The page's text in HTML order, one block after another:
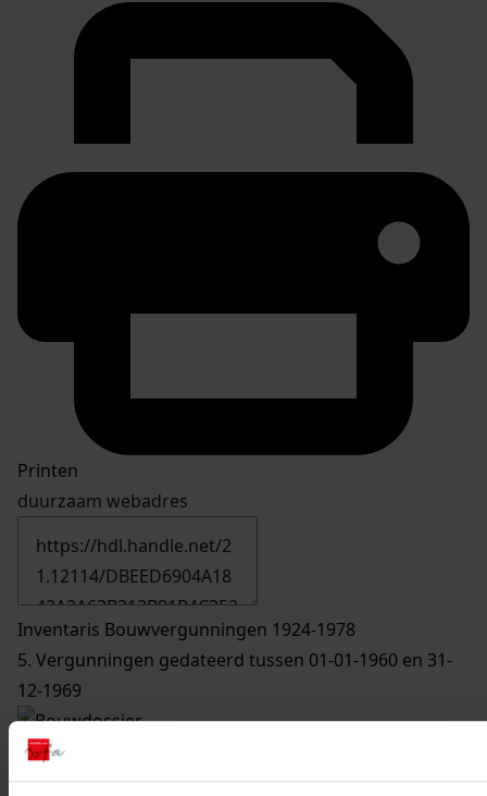
Printen
duurzaam webadres
Inventaris Bouwvergunningen 1924-1978
5. Vergunningen gedateerd tussen 01-01-1960 en 31-
12-1969
874Oprichten van een bijkeuken, 26-08-1963
Datering: